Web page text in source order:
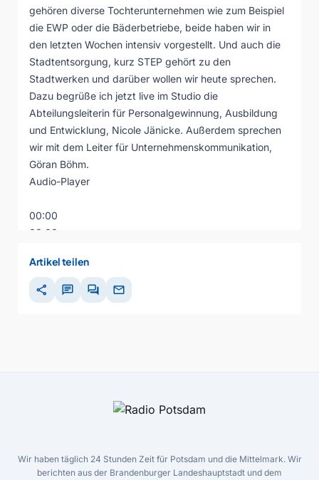
gehören diverse Tochterunternehmen wie zum Beispiel
die EWP oder die Bäderbetriebe, beide haben wir in
den letzten Wochen intensiv vorgestellt. Und auch die
Stadtentsorgung, kurz STEP gehört zu den
Stadtwerken und darüber wollen wir heute sprechen.
Dazu begrüße ich jetzt live im Studio die
Abteilungsleiterin für Personalgewinnung, Ausbildung
und Entwicklung, Nicole Jänicke. Außerdem sprechen
wir mit dem Leiter für Unternehmenskommunikation,
Göran Böhm.
Audio-Player
00:00
00:00
Artikel teilen
share chat forum mail
Wir haben täglich 24 Stunden Zeit für Potsdam und die Mittelmark. Wir
berichten aus der Brandenburger Landeshauptstadt und dem